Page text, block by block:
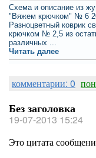
Схема и описание из
"Вяжем крючком" № 6
Разноцветный коврик
крючком № 2,5 из
различных ...
Читать далее
комментарии: 0
Без заголовка
19-07-2013 15:24
Это цитата